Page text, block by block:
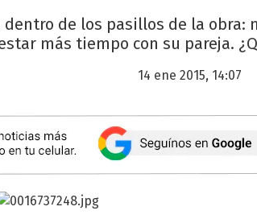
de los pasillos de la obra:
más tiempo con su pareja.
14 ene 2015, 14:07